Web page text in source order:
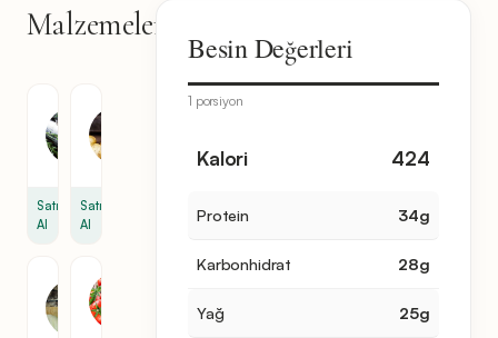
Malzemeler
malzeme
Satın
Al
Patates
Satın
Al
Besin Değerleri
1 porsiyon
Kalori 424
Protein 34g
Karbonhidrat 28g
Yağ 25g